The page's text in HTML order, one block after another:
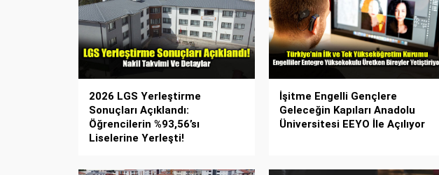
2026 LGS Yerleştirme
Sonuçları Açıklandı:
Öğrencilerin %93,56’sı
Liselerine Yerleşti!
İşitme Engelli Gençlere
Geleceğin Kapıları Anadolu
Üniversitesi EEYO İle Açılıyor